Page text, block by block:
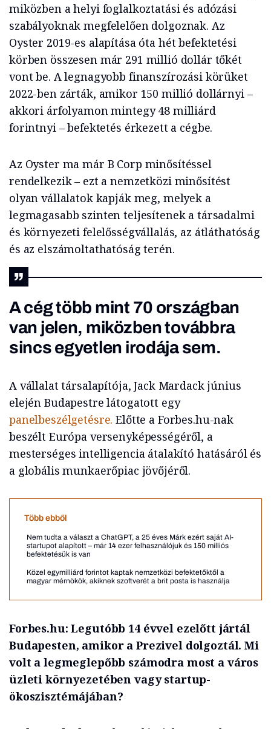
miközben a helyi foglalkoztatási és adózási
szabályoknak megfelelően dolgoznak. Az
Oyster 2019-es alapítása óta hét befektetési
körben összesen már 291 millió dollár tőkét
vont be. A legnagyobb finanszírozási körüket
2022-ben zárták, amikor 150 millió dollárnyi –
akkori árfolyamon mintegy 48 milliárd
forintnyi – befektetés érkezett a cégbe.
Az Oyster ma már B Corp minősítéssel
rendelkezik – ezt a nemzetközi minősítést
olyan vállalatok kapják meg, melyek a
legmagasabb szinten teljesítenek a társadalmi
és környezeti felelősségvállalás, az átláthatóság
és az elszámoltathatóság terén.
A cég több mint 70 országban
van jelen, miközben továbbra
sincs egyetlen irodája sem.
A vállalat társalapítója, Jack Mardack június
elején Budapestre látogatott egy
panelbeszélgetésre. Előtte a Forbes.hu-nak
beszélt Európa versenyképességéről, a
mesterséges intelligencia átalakító hatásáról és
a globális munkaerőpiac jövőjéről.
Több ebből
Nem tudta a választ a ChatGPT, a 25 éves Márk ezért saját AI-
startupot alapított – már 14 ezer felhasználójuk és 150 milliós
befektetésük is van
Közel egymilliárd forintot kaptak nemzetközi befektetőktől a
magyar mérnökök, akiknek szoftverét a brit posta is használja
Forbes.hu: Legutóbb 14 évvel ezelőtt jártál
Budapesten, amikor a Prezivel dolgoztál. Mi
volt a legmeglepőbb számodra most a város
üzleti környezetében vagy startup-
ökoszisztémájában?